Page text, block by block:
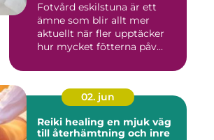
Fotvård eskilstuna är ett
ämne som blir allt mer
aktuellt när fler upptäcker
hur mycket fötterna påv...
02. jun
Reiki healing en mjuk väg
till återhämtning och inre